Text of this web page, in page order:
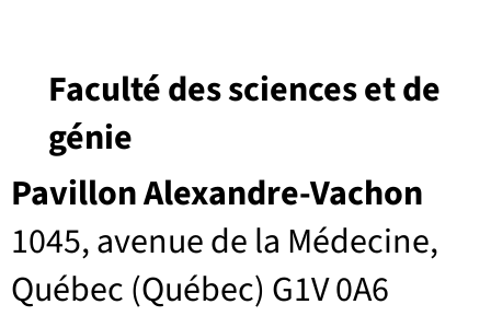
Pavillon Alexandre-Vachon
1045, avenue de la Médecine,
Québec (Québec) G1V 0A6
Faculté des sciences et de
génie